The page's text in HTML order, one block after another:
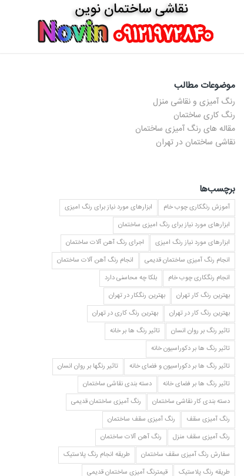
موضوعات مطالب
رنگ آمیزی و نقاشی منزل
رنگ کاری ساختمان
مقاله های رنگ آمیزی ساختمان
نقاشی ساختمان در تهران
برچسب‌ها
آموزش رنگکاری چوب خام
ابزارهای مورد نیاز برای رنگ امیزی
ابزارهای مورد نیاز برای رنگ امیزی ساختمان
ابزارهای مورد نیاز رنگ امیزی
اجرای رنگ آهن آلات ساختمان
انجام رنگ آمیزی ساختمان قدیمی
انجام رنگ آهن آلات ساختمان
انجام رنگکاری چوب خام
بلکا چه محاسنی دارد
بهترین رنگ کار تهران
بهترین رنگکار در تهران
بهترین رنگ کار در تهران
بهترین رنگ کاری در تهران
تاثیر رنگ بر روان انسان
تاثیر رنگ ها بر خانه
تاثیر رنگ ها بر دکوراسیون خانه
تاثیر رنگ ها بر دکوراسیون و فضای خانه
تاثیر رنگها بر روان انسان
تاثیر رنگ ها بر فضای خانه
دسته بندی نقاشی ساختمان
دسته بندی کار نقاشی ساختمان
رنگ آمیزی ساختمان قدیمی
رنگ آمیزی سقف
رنگ آمیزی سقف ساختمان
رنگ آمیزی سقف منزل
رنگ آهن آلات ساختمان
سفارش رنگ آمیزی سقف ساختمان
طریقه انجام رنگ پلاستیک
طریقه رنگ پلاستیک
قیمترنگ آمیزی ساختمان قدیمی